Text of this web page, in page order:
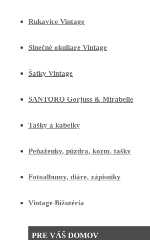
Rukavice Vintage
Slnečné okuliare Vintage
Šatky Vintage
SANTORO Gorjuss & Mirabelle
Tašky a kabelky
Peňaženky, púzdra, kozm. tašky
Fotoalbumy, diáre, zápisníky
Vintage Bižutéria
PRE VÁŠ DOMOV